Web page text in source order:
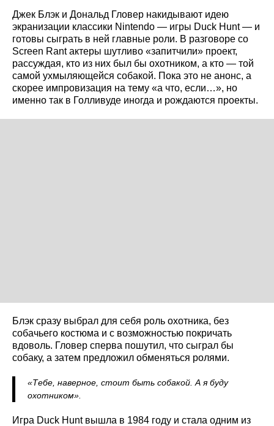
Джек Блэк и Дональд Гловер накидывают идею
экранизации классики Nintendo — игры Duck Hunt — и
готовы сыграть в ней главные роли. В разговоре со
Screen Rant актеры шутливо «запитчили» проект,
рассуждая, кто из них был бы охотником, а кто — той
самой ухмыляющейся собакой. Пока это не анонс, а
скорее импровизация на тему «а что, если…», но
именно так в Голливуде иногда и рождаются проекты.
Блэк сразу выбрал для себя роль охотника, без
собачьего костюма и с возможностью покричать
вдоволь. Гловер сперва пошутил, что сыграл бы
собаку, а затем предложил обменяться ролями.
«Тебе, наверное, стоит быть собакой. А я буду
охотником».
Игра Duck Hunt вышла в 1984 году и стала одним из